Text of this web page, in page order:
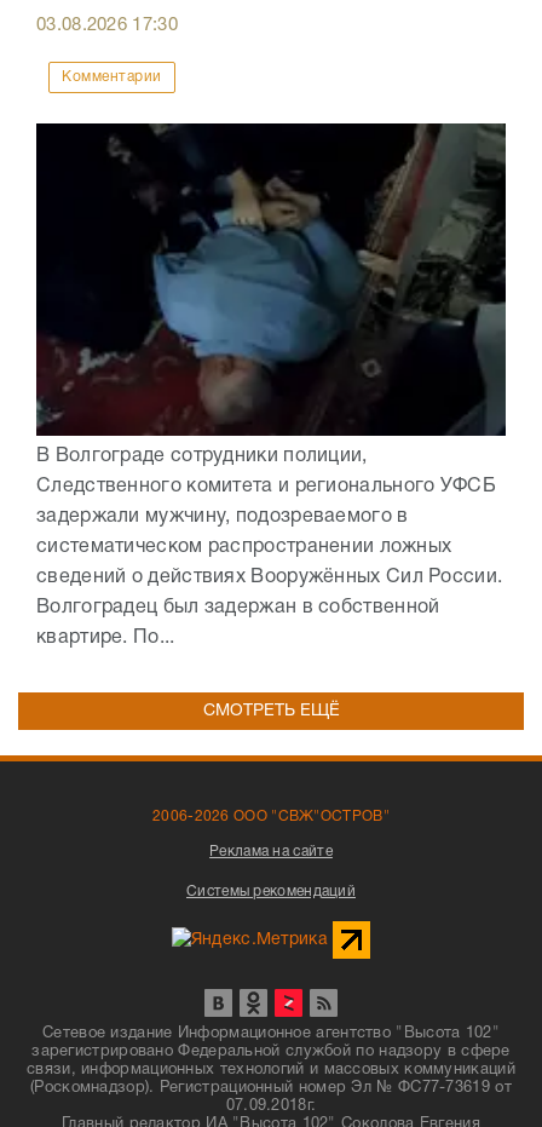
03.08.2026 17:30
Комментарии
В Волгограде сотрудники полиции,
Следственного комитета и регионального УФСБ
задержали мужчину, подозреваемого в
систематическом распространении ложных
сведений о действиях Вооружённых Сил России.
Волгоградец был задержан в собственной
квартире. По...
СМОТРЕТЬ ЕЩЁ
2006-2026 ООО "СВЖ"ОСТРОВ"
Реклама на сайте
Системы рекомендаций
Сетевое издание Информационное агентство "Высота 102"
зарегистрировано Федеральной службой по надзору в сфере
связи, информационных технологий и массовых коммуникаций
(Роскомнадзор). Регистрационный номер Эл № ФС77-73619 от
07.09.2018г.